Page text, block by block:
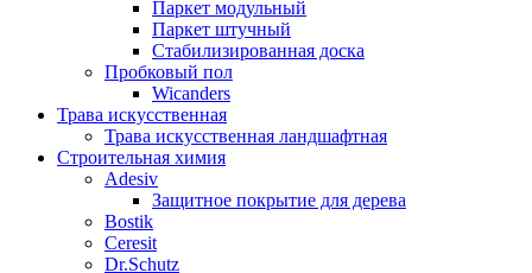
Паркет модульный
Паркет штучный
Стабилизированная доска
Пробковый пол
Wicanders
Трава искусственная
Трава искусственная ландшафтная
Строительная химия
Adesiv
Защитное покрытие для дерева
Bostik
Ceresit
Dr.Schutz